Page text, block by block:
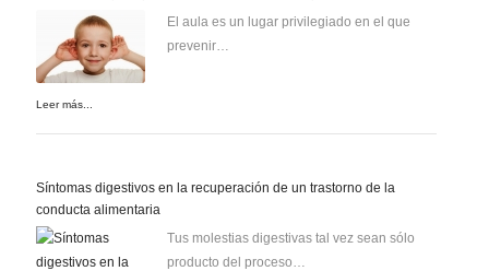
El aula es un lugar privilegiado en el que
prevenir…
Leer más...
Síntomas digestivos en la recuperación de un trastorno de la
conducta alimentaria
Tus molestias digestivas tal vez sean sólo
producto del proceso…